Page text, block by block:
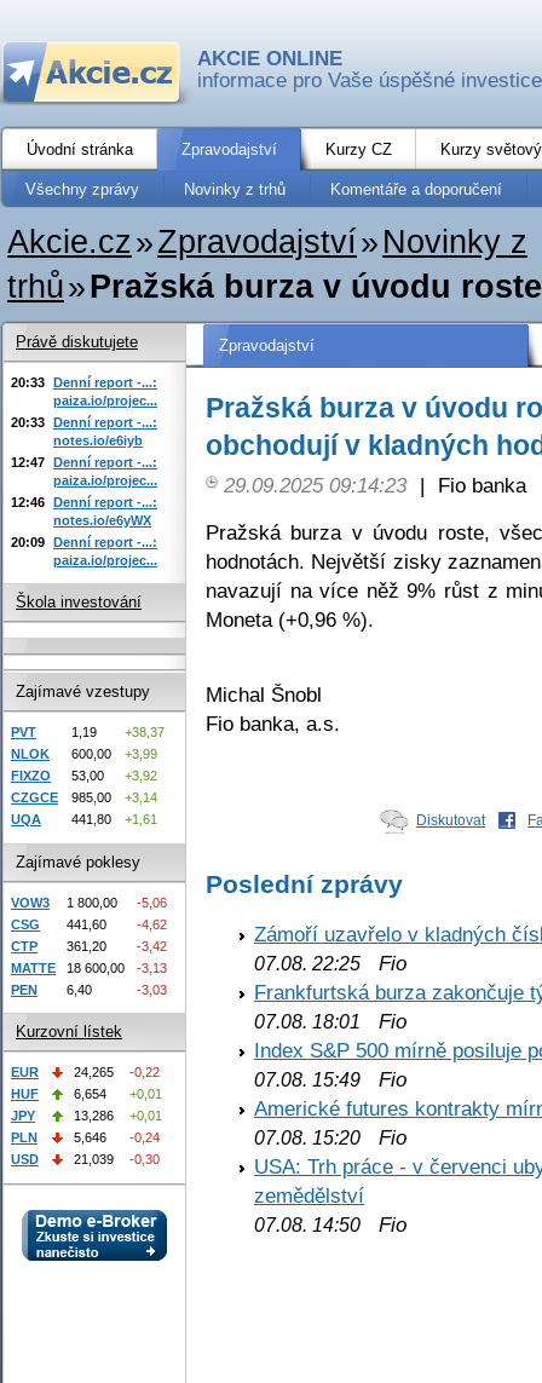
AKCIE ONLINE
informace pro Vaše úspěšné investice
Úvodní stránka Zpravodajství Kurzy CZ Kurzy
Všechny zprávy Novinky z trhů Komentáře a doporučení
Akcie.cz»Zpravodajství» Novinky z
trhů»Pražská burza v úvodu
Zpravodajství
Pražská burza v úvodu
obchodují v kladných
29.09.2025 09:14:23 |
Fio banka
Pražská burza v úvodu roste,
hodnotách. Největší zisky
navazují na více něž 9% růst z
Moneta (+0,96 %).
Michal Šnobl
Fio banka, a.s.
Diskutovat
Poslední zprávy
Zámoří uzavřelo v kladných
07.08. 22:25 Fio
Frankfurtská burza zakončuje
07.08. 18:01
Fio
Index S&P 500 mírně posiluje
07.08. 15:49 Fio
Americké futures kontrakty
07.08. 15:20 Fio
USA: Trh práce - v červenci
zemědělství
07.08. 14:50 Fio
Právě diskutujete
20:33 Denní report -...:
paiza.io/projec...
20:33 Denní report -...:
notes.io/e6iyb
12:47 Denní report -...:
paiza.io/projec...
12:46 Denní report -...:
notes.io/e6yWX
20:09 Denní report -...:
paiza.io/projec...
Škola investování
Zajímavé vzestupy
PVT 1,19
+38,37
NLOK
600,00
+3,99
FIXZO
53,00
+3,92
CZGCE
985,00
+3,14
UQA
441,80 +1,61
Zajímavé poklesy
VOW3 1 800,00
-5,06
CSG
441,60
-4,62
CTP
361,20
-3,42
MATTE
18 600,00
-3,13
PEN
6,40 -3,03
Kurzovní lístek
EUR 24,265
-0,22
HUF
6,654
+0,01
JPY
13,286
+0,01
PLN
5,646
-0,24
USD
21,039 -0,30